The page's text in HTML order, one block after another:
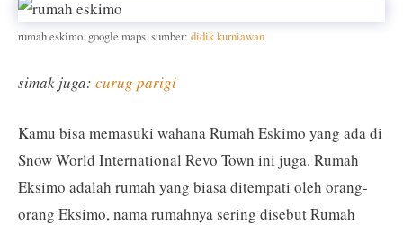
rumah eskimo. google maps. sumber: didik kurniawan
simak juga: curug parigi
Kamu bisa memasuki wahana Rumah Eskimo yang ada di
Snow World International Revo Town ini juga. Rumah
Eksimo adalah rumah yang biasa ditempati oleh orang-
orang Eksimo, nama rumahnya sering disebut Rumah